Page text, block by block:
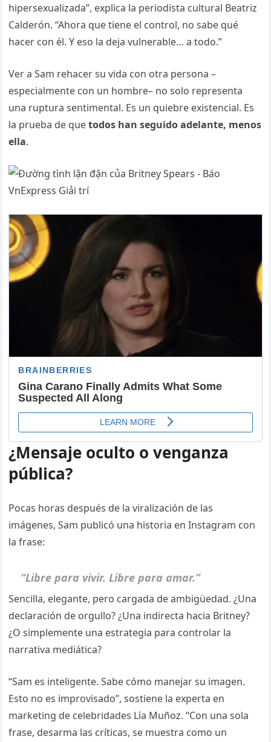
hipersexualizada”, explica la periodista cultural Beatriz
Calderón. “Ahora que tiene el control, no sabe qué
hacer con él. Y eso la deja vulnerable… a todo.”
Ver a Sam rehacer su vida con otra persona –
especialmente con un hombre– no solo representa
una ruptura sentimental. Es un quiebre existencial. Es
la prueba de quetodos han seguido adelante, menos
ella.
¿Mensaje oculto o venganza
pública?
Pocas horas después de la viralización de las
imágenes, Sam publicó una historia en Instagram con
la frase:
“Libre para vivir. Libre para amar.”
Sencilla, elegante, pero cargada de ambigüedad. ¿Una
declaración de orgullo? ¿Una indirecta hacia Britney?
¿O simplemente una estrategia para controlar la
narrativa mediática?
“Sam es inteligente. Sabe cómo manejar su imagen.
Esto no es improvisado”, sostiene la experta en
marketing de celebridades Lía Muñoz. “Con una sola
frase, desarma las críticas, se muestra como un